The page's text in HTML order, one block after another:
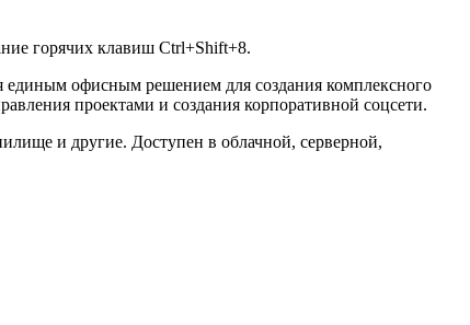
горячих клавиш Ctrl+Shift+8.
офисным решением для создания комплексного
проектами и создания корпоративной соцсети.
и другие. Доступен в облачной, серверной,